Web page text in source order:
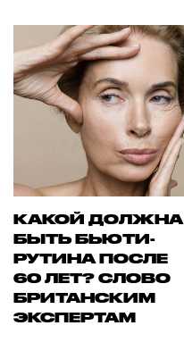
КАКОЙ ДОЛЖНА
БЫТЬ БЬЮТИ-
РУТИНА ПОСЛЕ
60 ЛЕТ? СЛОВО
БРИТАНСКИМ
ЭКСПЕРТАМ